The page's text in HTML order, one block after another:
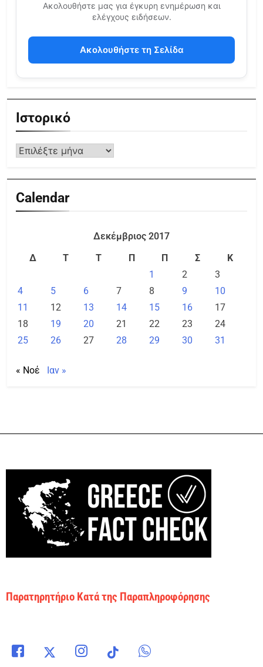
Ακολουθήστε μας για έγκυρη ενημέρωση και
ελέγχους ειδήσεων.
Ακολουθήστε τη Σελίδα
Ιστορικό
Calendar
Δεκέμβριος 2017
Δ
Τ Τ Π Π Σ
Κ
1
2
3
4
5 6 7 8 9
10
11
12 13 14 15 16
17
18
19 20 21 22 23
24
25
26 27 28 29 30 31
« Νοέ Ιαν »
Παρατηρητήριο Κατά της Παραπληροφόρησης